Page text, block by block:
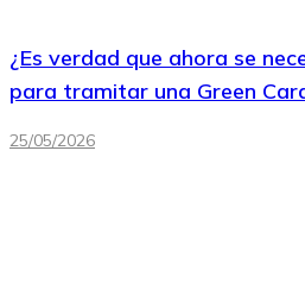
¿Es verdad que ahora se
para tramitar una Green
25/05/2026